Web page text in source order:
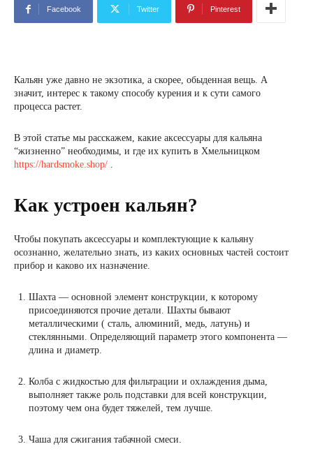
Facebook Twitter Pinterest
Кальян уже давно не экзотика, а скорее, обыденная вещь. А
значит, интерес к такому способу курения и к сути самого
процесса растет.
В этой статье мы расскажем, какие аксессуары для кальяна
“жизненно” необходимы, и где их купить в Хмельницком
https://hardsmoke.shop/ .
Как устроен кальян?
Чтобы покупать аксессуары и комплектующие к кальяну
осознанно, желательно знать, из каких основных частей состоит
прибор и каково их назначение.
Шахта — основной элемент конструкции, к которому
присоединяются прочие детали. Шахты бывают
металлическими ( сталь, алюминий, медь, латунь) и
стеклянными. Определяющий параметр этого компонента —
длина и диаметр.
Колба с жидкостью для фильтрации и охлаждения дыма,
выполняет также роль подставки для всей конструкции,
поэтому чем она будет тяжелей, тем лучше.
Чаша для сжигания табачной смеси.